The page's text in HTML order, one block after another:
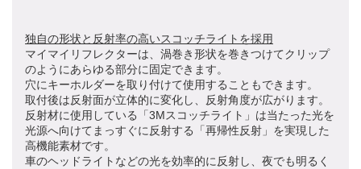
独自の形状と反射率の高いスコッチライトを採用
マイマイリフレクターは、渦巻き形状を巻きつけてクリップ
のようにあらゆる部分に固定できます。
穴にキーホルダーを取り付けて使用することもできます。
取付後は反射面が立体的に変化し、反射角度が広がります。
反射材に使用している「3Mスコッチライト」は当たった光を
光源へ向けてまっすぐに反射する「再帰性反射」を実現した
高機能素材です。
車のヘッドライトなどの光を効率的に反射し、夜でも明るく